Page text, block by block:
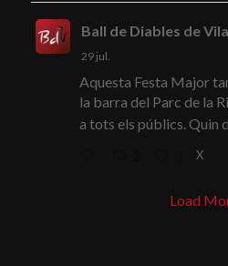
Ball de Diables de
29 jul.
Aquesta Festa Major
la barra del Parc de la
a tots els públics. Quin
X
Load